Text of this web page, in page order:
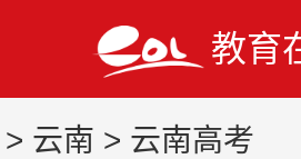
教育
> 云南 > 云南高考